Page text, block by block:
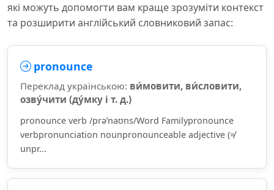
які можуть допомогти вам краще зрозуміти контекст
та розширити англійський словниковий запас:
pronounce
Переклад українською: ви́мовити, ви́словити,
озву́чити (ду́мку і т. д.)
pronounce verb /prəˈnaʊns/Word Familypronounce
verbpronunciation nounpronounceable adjective (≠
unpr...